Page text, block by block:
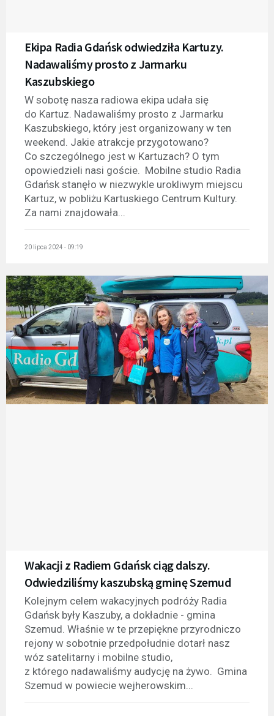
Ekipa Radia Gdańsk odwiedziła Kartuzy.
Nadawaliśmy prosto z Jarmarku
Kaszubskiego
W sobotę nasza radiowa ekipa udała się
do Kartuz. Nadawaliśmy prosto z Jarmarku
Kaszubskiego, który jest organizowany w ten
weekend. Jakie atrakcje przygotowano?
Co szczególnego jest w Kartuzach? O tym
opowiedzieli nasi goście. Mobilne studio Radia
Gdańsk stanęło w niezwykle urokliwym miejscu
Kartuz, w pobliżu Kartuskiego Centrum Kultury.
Za nami znajdowała...
20 lipca 2024 - 09:19
Wakacji z Radiem Gdańsk ciąg dalszy.
Odwiedziliśmy kaszubską gminę Szemud
Kolejnym celem wakacyjnych podróży Radia
Gdańsk były Kaszuby, a dokładnie - gmina
Szemud. Właśnie w te przepiękne przyrodniczo
rejony w sobotnie przedpołudnie dotarł nasz
wóz satelitarny i mobilne studio,
z którego nadawaliśmy audycję na żywo. Gmina
Szemud w powiecie wejherowskim...